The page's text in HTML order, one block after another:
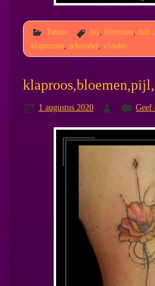
Tattoo bij bloemen full
klaprozen schouder, vlinder
1 augustus 2020 Geef